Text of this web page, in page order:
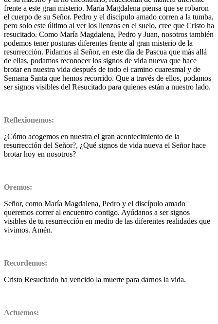
frente a este gran misterio. María Magdalena piensa que se robaron
el cuerpo de su Señor. Pedro y el discípulo amado corren a la tumba,
pero solo este último al ver los lienzos en el suelo, cree que Cristo ha
resucitado. Como María Magdalena, Pedro y Juan, nosotros también
podemos tener posturas diferentes frente al gran misterio de la
resurrección. Pidamos al Señor, en este día de Pascua que más allá
de ellas, podamos reconocer los signos de vida nueva que hace
brotar en nuestra vida después de todo el camino cuaresmal y de
Semana Santa que hemos recorrido. Que a través de ellos, podamos
ser signos visibles del Resucitado para quienes están a nuestro lado.
Reflexionemos:
¿Cómo acogemos en nuestra el gran acontecimiento de la
resurrección del Señor?, ¿Qué signos de vida nueva el Señor hace
brotar hoy en nosotros?
Oremos:
Señor, como María Magdalena, Pedro y el discípulo amado
queremos correr al encuentro contigo. Ayúdanos a ser signos
visibles de tu resurrección en medio de las diferentes realidades que
vivimos. Amén.
Recordemos:
Cristo Resucitado ha vencido la muerte para darnos la vida.
Actuemos: